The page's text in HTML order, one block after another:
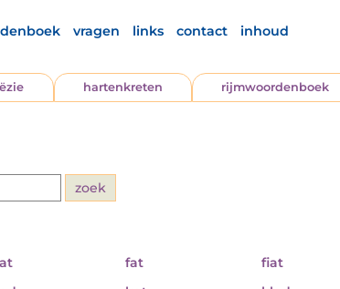
vragen links contact inhoud
hartenkreten rijmwoordenboek
fat
fiat